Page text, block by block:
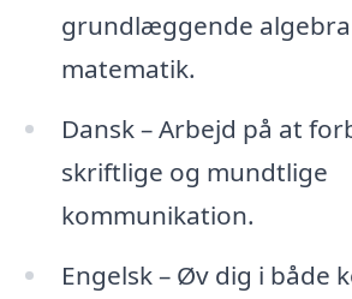
grundlæggende
matematik.
Dansk – Arbejd på at
skriftlige og mundtlige
kommunikation.
Engelsk – Øv dig i både